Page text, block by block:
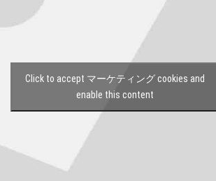
Click to accept マーケティング cookies and
enable this content